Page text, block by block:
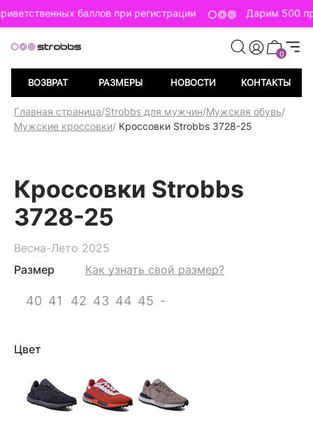
баллов при регистрации Дарим 500
0
ВОЗВРАТ РАЗМЕРЫ НОВОСТИ КОНТАКТЫ
Главная страница/Strobbs для мужчин/Мужская обувь/
Мужские кроссовки/ Кроссовки Strobbs 3728-25
Кроссовки Strobbs
3728-25
Весна-Лето 2025
Размер
Как узнать свой размер?
40 41 42 43 44 45 -
Цвет